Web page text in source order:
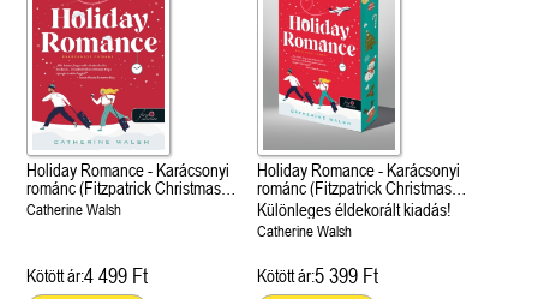
Holiday Romance - Karácsonyi
románc (Fitzpatrick Christmas
1.)
Catherine Walsh
Kötött ár:4 499 Ft
Holiday Romance - Karácsonyi
románc (Fitzpatrick Christmas
1.)
Különleges éldekorált kiadás!
Catherine Walsh
Kötött ár:5 399 Ft